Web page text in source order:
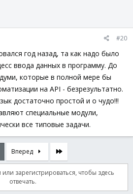
#20
год назад, та как надо было
ввода данных в программу. До
которые в полной мере бы
на API - безрезультатно.
достаточно простой и о чудо!!!
специальные модули,
все типовые задачи.
Вперед Последняя
зарегистрироваться, чтобы здесь
отвечать.